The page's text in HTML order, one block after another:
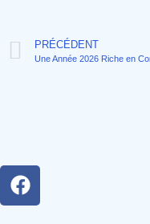
PRÉCÉDENT